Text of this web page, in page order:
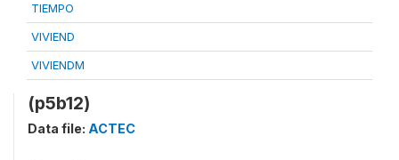
TIEMPO
VIVIEND
VIVIENDM
(p5b12)
Data file: ACTEC